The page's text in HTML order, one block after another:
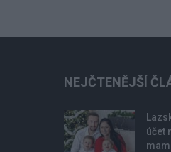
NEJČTENĚJŠÍ
účet